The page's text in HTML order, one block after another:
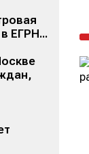
ЕГРН...